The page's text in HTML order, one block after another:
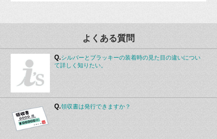
よくある質問
Q.シルバーとブラッキーの装着時の見た目の違いについ
て詳しく知りたい。
Q.領収書は発行できますか？